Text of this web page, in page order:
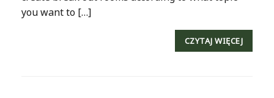
you want to […]
CZYTAJ WIĘCEJ